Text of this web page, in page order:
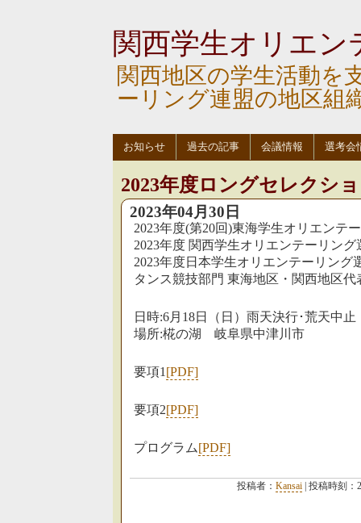
関西学生オリエン
関西地区の学生活動を
ーリング連盟の地区組
お知らせ 過去の記事 会議情報 選考会
2023年度ロングセレクシ
2023年04月30日
2023年度(第20回)東海学生オリエンテ
2023年度 関西学生オリエンテーリン
2023年度日本学生オリエンテーリング
タンス競技部門 東海地区・関西地区
日時:6月18日（日）雨天決行･荒天中止
場所:椛の湖 岐阜県中津川市
要項1 [PDF]
要項2[PDF]
プログラム[PDF]
投稿者： Kansai | 投稿時刻：